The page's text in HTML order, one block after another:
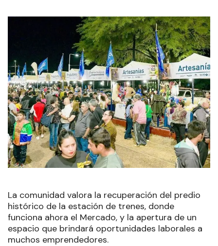
La comunidad valora la recuperación del predio
histórico de la estación de trenes, donde
funciona ahora el Mercado, y la apertura de un
espacio que brindará oportunidades laborales a
muchos emprendedores.